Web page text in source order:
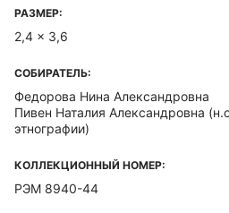
РАЗМЕР:
2,4 x 3,6
СОБИРАТЕЛЬ:
Федорова Нина Александровна
Пивен Наталия Александровна
этнографии)
КОЛЛЕКЦИОННЫЙ НОМЕР:
РЭМ 8940-44